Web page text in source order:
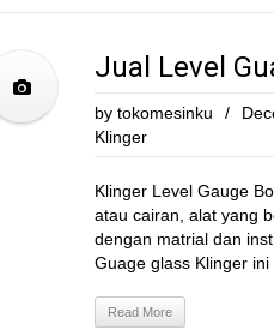
Jual Level
by tokomesinku /
Klinger
Klinger Level Gauge
atau cairan, alat yang
dengan matrial dan
Guage glass Klinger
Read More